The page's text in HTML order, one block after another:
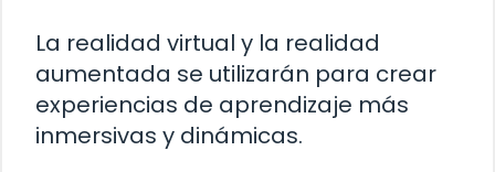
La realidad virtual y la realidad
aumentada se utilizarán para crear
experiencias de aprendizaje más
inmersivas y dinámicas.